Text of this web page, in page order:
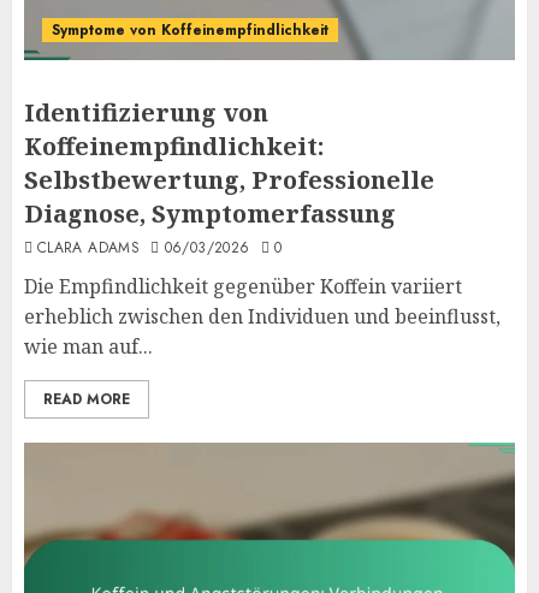
Symptome von Koffeinempfindlichkeit
Identifizierung von
Koffeinempfindlichkeit:
Selbstbewertung, Professionelle
Diagnose, Symptomerfassung
CLARA ADAMS 06/03/2026 0
Die Empfindlichkeit gegenüber Koffein variiert
erheblich zwischen den Individuen und beeinflusst,
wie man auf...
READ MORE